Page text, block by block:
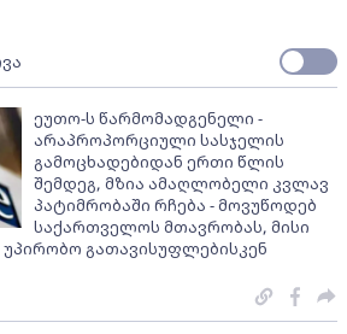
ეუთო-ს წარმომადგენელი -
არაპროპორციული სასჯელის
გამოცხადებიდან ერთი წლის
შემდეგ, მზია ამაღლობელი კვლავ
პატიმრობაში რჩება - მოვუწოდებ
საქართველოს მთავრობას, მისი
გათავისუფლებისკენ